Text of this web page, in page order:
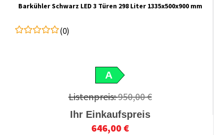
Barkühler Schwarz LED 3 Türen 298 Liter 1335x500x900 mm
(0)
A
Listenpreis:950,00 €
Ihr Einkaufspreis
646,00 €